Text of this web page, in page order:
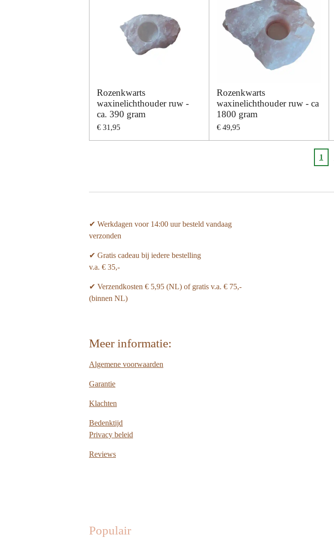
Rozenkwarts
waxinelichthouder ruw -
ca. 390 gram
€ 31,95
Rozenkwarts
waxinelichthouder ruw - ca
1800 gram
€ 49,95
1
✔ Werkdagen voor 14:00 uur besteld vandaag
verzonden
✔ Gratis cadeau bij iedere bestelling
v.a. € 35,-
✔ Verzendkosten € 5,95 (NL) of gratis v.a. € 75,-
(binnen NL)
Meer informatie:
Algemene voorwaarden
Garantie
Klachten
Bedenktijd
Privacy beleid
Reviews
Populair